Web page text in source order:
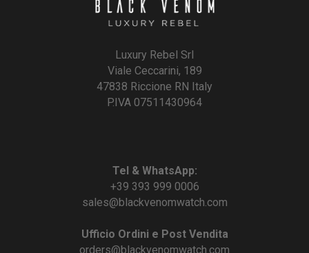
Luxury Rebel Srl
Viale Ceccarini, 189
47838 Riccione RN Italy
P.IVA 07511430964
Tel & WhatsApp:
+39 393 999 0006
sales@blackvenomwatch.com
Ufficio Ordini e Post Vendita
orders@blackvenomwatch.com